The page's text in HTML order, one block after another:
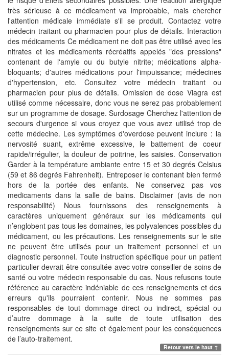
très sérieuse à ce médicament va improbable, mais chercher
l'attention médicale immédiate s'il se produit. Contactez votre
médecin traitant ou pharmacien pour plus de détails. Interaction
des médicaments Ce médicament ne doit pas être utilisé avec les
nitrates et les médicaments récréatifs appelés "des pressions"
contenant de l'amyle ou du butyle nitrite; médications alpha-
bloquants; d'autres médications pour l'impuissance; médecines
d'hypertension, etc. Consultez votre médecin traitant ou
pharmacien pour plus de détails. Omission de dose Viagra est
utilisé comme nécessaire, donc vous ne serez pas probablement
sur un programme de dosage. Surdosage Cherchez l'attention de
secours d'urgence si vous croyez que vous avez utilisé trop de
cette médecine. Les symptômes d'overdose peuvent inclure : la
nervosité suant, extrême excessive, le battement de coeur
rapide/irrégulier, la douleur de poitrine, les saisies. Conservation
Garder à la température ambiante entre 15 et 30 degrés Celsius
(59 et 86 degrés Fahrenheit). Entreposer le contenant bien fermé
hors de la portée des enfants. Ne conservez pas vos
medicaments dans la salle de bains. Disclaimer (avis de non
responsabilité) Nous fournissons des renseignements à
caractères uniquement généraux sur les médicaments qui
n’englobent pas tous les domaines, les polyvalences possibles du
médicament, ou les précautions. Les renseignements sur le site
ne peuvent être utilisés pour un traitement personnel et un
diagnostic personnel. Toute instruction spécifique pour un patient
particulier devrait être consultée avec votre conseiller de soins de
santé ou votre médecin responsable du cas. Nous refusons toute
référence au caractère indéniable de ces renseignements et des
erreurs qu'ils pourraient contenir. Nous ne sommes pas
responsables de tout dommage direct ou indirect, spécial ou
d’autre dommage à la suite de toute utilisation des
renseignements sur ce site et également pour les conséquences
de l’auto-traitement.
Retour vers le haut ↑